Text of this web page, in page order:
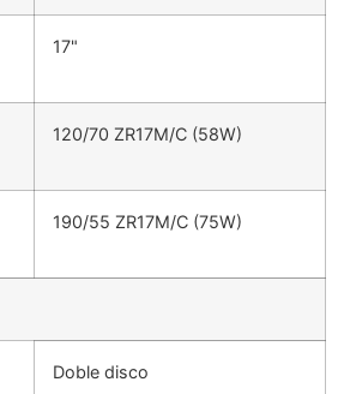
17"
120/70 ZR17M/C (58W)
190/55 ZR17M/C (75W)
Doble disco